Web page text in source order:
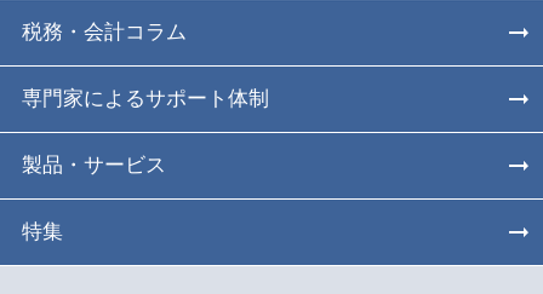
税務・会計コラム
専門家によるサポート体制
製品・サービス
特集